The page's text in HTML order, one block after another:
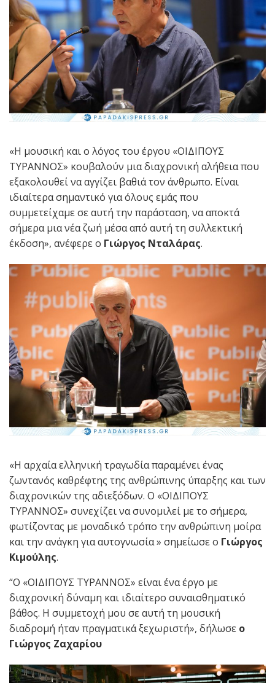
«Η μουσική και ο λόγος του έργου «ΟΙΔΙΠΟΥΣ
ΤΥΡΑΝΝΟΣ» κουβαλούν μια διαχρονική αλήθεια που
εξακολουθεί να αγγίζει βαθιά τον άνθρωπο. Είναι
ιδιαίτερα σημαντικό για όλους εμάς που
συμμετείχαμε σε αυτή την παράσταση, να αποκτά
σήμερα μια νέα ζωή μέσα από αυτή τη συλλεκτική
έκδοση», ανέφερε ο Γιώργος Νταλάρας.
«Η αρχαία ελληνική τραγωδία παραμένει ένας
ζωντανός καθρέφτης της ανθρώπινης ύπαρξης και των
διαχρονικών της αδιεξόδων. Ο «ΟΙΔΙΠΟΥΣ
ΤΥΡΑΝΝΟΣ» συνεχίζει να συνομιλεί με το σήμερα,
φωτίζοντας με μοναδικό τρόπο την ανθρώπινη μοίρα
και την ανάγκη για αυτογνωσία » σημείωσε ο Γιώργος
Κιμούλης.
“O «ΟΙΔΙΠΟΥΣ ΤΥΡΑΝΝΟΣ» είναι ένα έργο με
διαχρονική δύναμη και ιδιαίτερο συναισθηματικό
βάθος. Η συμμετοχή μου σε αυτή τη μουσική
διαδρομή ήταν πραγματικά ξεχωριστή», δήλωσε ο
Γιώργος Ζαχαρίου